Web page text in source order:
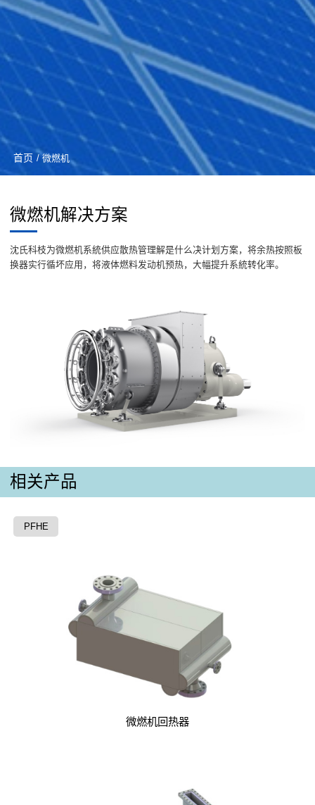
首页 / 微燃机
微燃机解决方案
沈氏科枝为微燃机系統供应散热管理解是什么决计划方案，将余热按照板
换器实行循坏应用，将液体燃料发动机预热，大幅提升系統转化率。
相关产品
PFHE
微燃机回热器